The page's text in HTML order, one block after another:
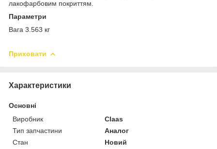
лакофарбовим покриттям.
Параметри
Вага 3.563 кг
Приховати
Характеристики
Основні
Виробник
Claas
Тип запчастини
Аналог
Стан
Новий